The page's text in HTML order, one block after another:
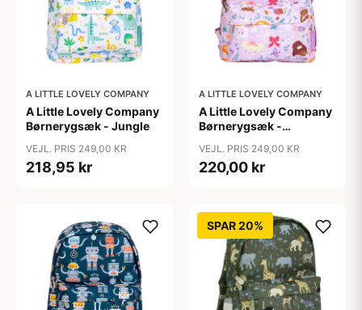
A LITTLE LOVELY COMPANY
A Little Lovely Company
Børnerygsæk - Jungle
VEJL. PRIS 249,00 KR
218,95 kr
A LITTLE LOVELY COMPANY
A Little Lovely Company
Børnerygsæk -
VEJL. PRIS 249,00 KR
220,00 kr
SPAR 20%